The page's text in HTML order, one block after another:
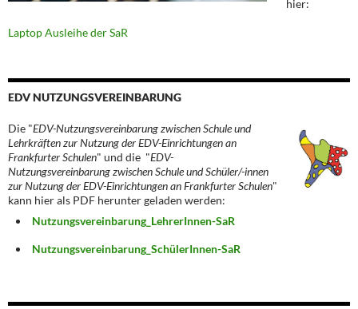
hier:
Laptop Ausleihe der SaR
EDV NUTZUNGSVEREINBARUNG
Die "EDV-Nutzungsvereinbarung zwischen Schule und
Lehrkräften zur Nutzung der EDV-Einrichtungen an
Frankfurter Schulen" und die "EDV-
Nutzungsvereinbarung zwischen Schule und Schüler/-innen
zur Nutzung der EDV-Einrichtungen an Frankfurter Schulen"
kann hier als PDF herunter geladen werden:
Nutzungsvereinbarung_LehrerInnen-SaR
Nutzungsvereinbarung_SchülerInnen-SaR